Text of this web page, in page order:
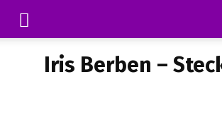
Iris Berben –